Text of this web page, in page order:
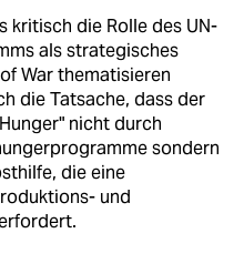
kritisch die Rolle des UN-
als strategisches
War thematisieren
die Tatsache, dass der
nicht durch
sondern
die eine
und